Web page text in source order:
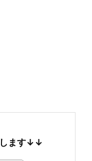
します↓↓